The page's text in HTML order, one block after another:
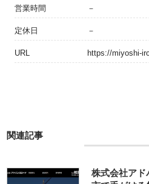
営業時間 －
定休日 －
URL https://miyoshi-
関連記事
株式会社アド